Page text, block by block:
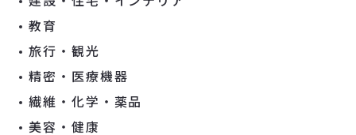
教育
旅行・観光
精密・医療機器
繊維・化学・薬品
美容・健康